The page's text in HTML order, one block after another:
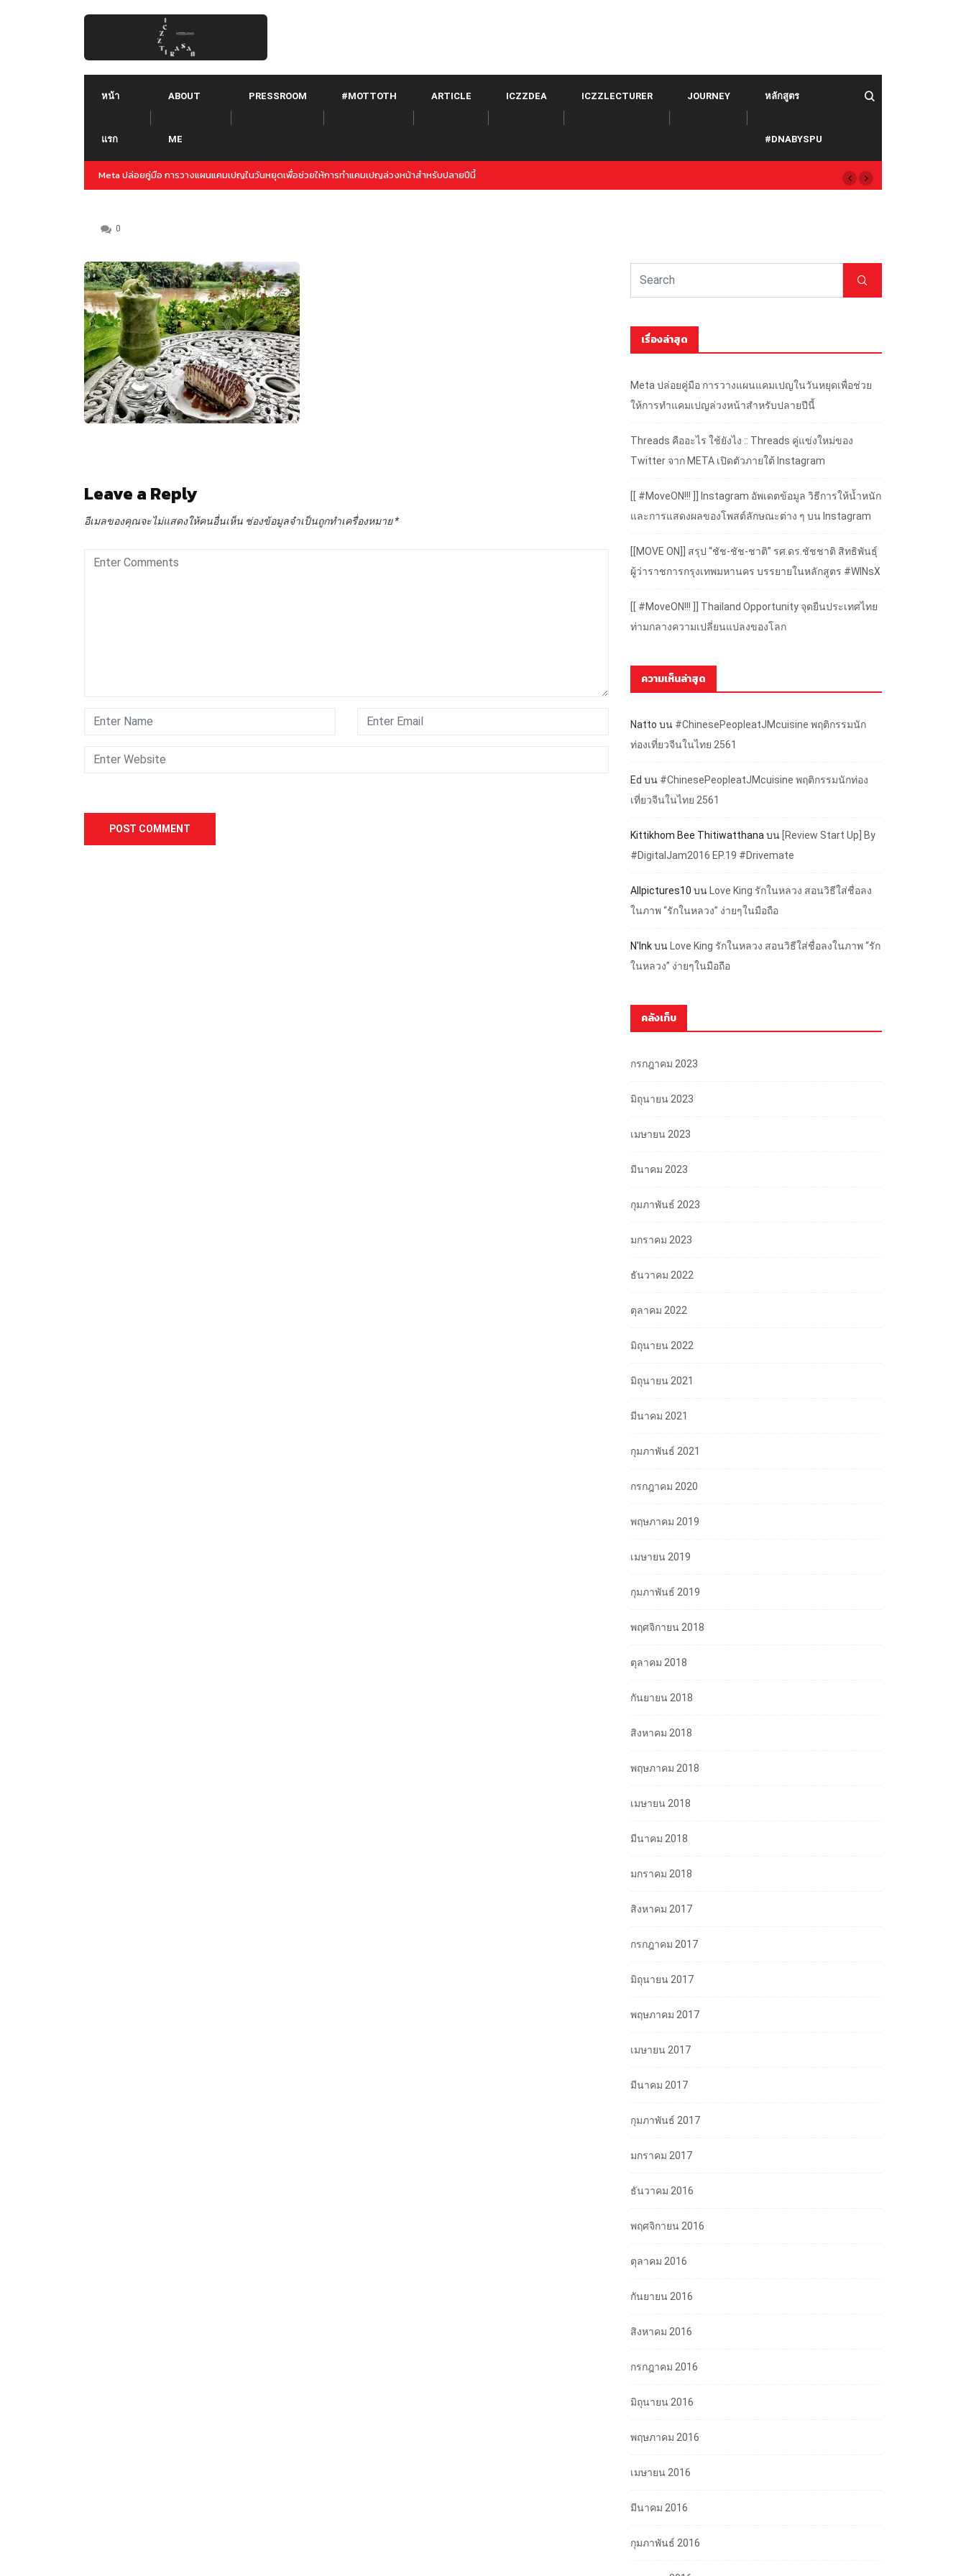
หน้า
แรก
ABOUT
ME
PRESSROOM #MOTTOTH ARTICLE ICZZDEA ICZZLECTURER JOURNEY หลักสูตร
#DNABYSPU
ญล่วงหน้าสำหรับปลายปีนี้Threads คืออะไร ใช้ยังไง :: Threads คู่แข่งใหม่ของ Twitter จาก META เปิดตัวภายใต้
Instagram
0
Leave a Reply
อีเมลของคุณจะไม่แสดงให้คนอื่นเห็น ช่องข้อมูลจำเป็นถูกทำเครื่องหมาย*
เรื่องล่าสุด
Meta ปล่อยคู่มือ การวางแผนแคมเปญในวันหยุดเพื่อช่วย
ให้การทำแคมเปญล่วงหน้าสำหรับปลายปีนี้
Threads คืออะไร ใช้ยังไง :: Threads คู่แข่งใหม่ของ
Twitter จาก META เปิดตัวภายใต้ Instagram
[[ #MoveON!!! ]] Instagram อัพเดตข้อมูล วิธีการให้น้ำหนัก
และการแสดงผลของโพสต์ลักษณะต่าง ๆ บน Instagram
[[MOVE ON]] สรุป “ชัช-ชัช-ชาติ” รศ.ดร.ชัชชาติ สิทธิพันธุ์
ผู้ว่าราชการกรุงเทพมหานคร บรรยายในหลักสูตร #WINsX
[[ #MoveON!!! ]] Thailand Opportunity จุดยืนประเทศไทย
ท่ามกลางความเปลี่ยนแปลงของโลก
ความเห็นล่าสุด
Natto บน #ChinesePeopleatJMcuisine พฤติกรรมนัก
ท่องเที่ยวจีนในไทย 2561
Ed บน #ChinesePeopleatJMcuisine พฤติกรรมนักท่อง
เที่ยวจีนในไทย 2561
Kittikhom Bee Thitiwatthana บน [Review Start Up] By
#DigitalJam2016 EP.19 #Drivemate
Allpictures10 บนLove King รักในหลวง สอนวิธีใส่ชื่อลง
ในภาพ “รักในหลวง” ง่ายๆในมือถือ
N'InkบนLove King รักในหลวง สอนวิธีใส่ชื่อลงในภาพ “รัก
ในหลวง” ง่ายๆในมือถือ
คลังเก็บ
กรกฎาคม 2023
มิถุนายน 2023
เมษายน 2023
มีนาคม 2023
กุมภาพันธ์ 2023
มกราคม 2023
ธันวาคม 2022
ตุลาคม 2022
มิถุนายน 2022
มิถุนายน 2021
มีนาคม 2021
กุมภาพันธ์ 2021
กรกฎาคม 2020
พฤษภาคม 2019
เมษายน 2019
กุมภาพันธ์ 2019
พฤศจิกายน 2018
ตุลาคม 2018
กันยายน 2018
สิงหาคม 2018
พฤษภาคม 2018
เมษายน 2018
มีนาคม 2018
มกราคม 2018
สิงหาคม 2017
กรกฎาคม 2017
มิถุนายน 2017
พฤษภาคม 2017
เมษายน 2017
มีนาคม 2017
กุมภาพันธ์ 2017
มกราคม 2017
ธันวาคม 2016
พฤศจิกายน 2016
ตุลาคม 2016
กันยายน 2016
สิงหาคม 2016
กรกฎาคม 2016
มิถุนายน 2016
พฤษภาคม 2016
เมษายน 2016
มีนาคม 2016
กุมภาพันธ์ 2016